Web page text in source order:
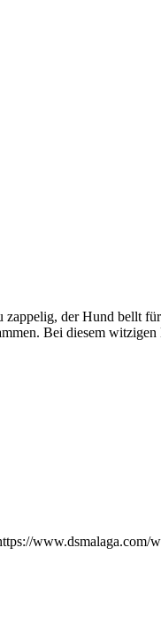
der Hund bellt
Bei diesem
www.dsmalaga.com/